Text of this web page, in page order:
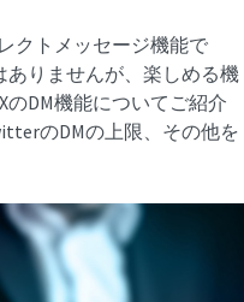
クトメッセージ機能で
ありませんが、楽しめる機
DM機能についてご紹介
のDMの上限、その他を